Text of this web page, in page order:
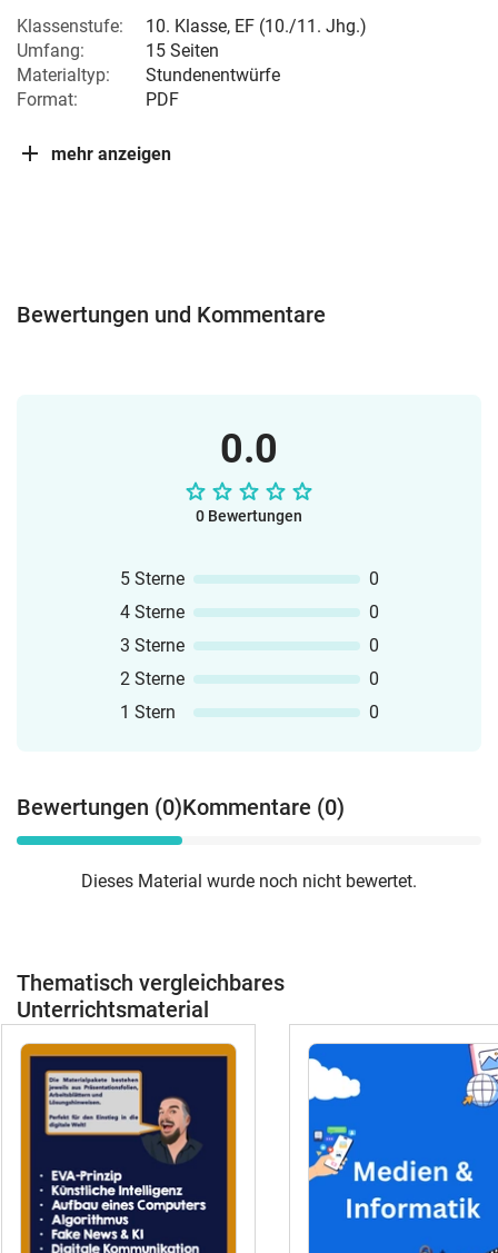
Klassenstufe: 10. Klasse, EF (10./11. Jhg.)
Umfang:
15 Seiten
Materialtyp:
Stundenentwürfe
Format:
PDF
mehr anzeigen
Bewertungen und Kommentare
0.0
0 Bewertungen
5 Sterne
0
4 Sterne
0
3 Sterne
0
2 Sterne
0
1 Stern
0
Bewertungen (0)Kommentare (0)
Dieses Material wurde noch nicht bewertet.
Thematisch vergleichbares
Unterrichtsmaterial